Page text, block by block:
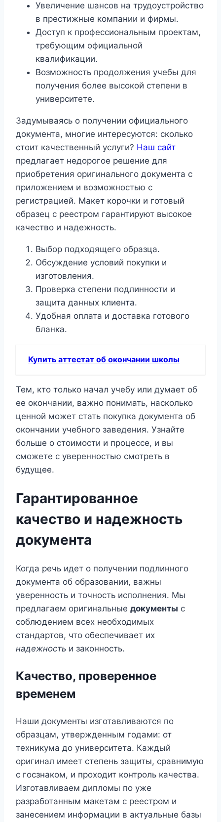
Увеличение шансов на трудоустройство
в престижные компании и фирмы.
Доступ к профессиональным проектам,
требующим официальной
квалификации.
Возможность продолжения учебы для
получения более высокой степени в
университете.
Задумываясь о получении официального
документа, многие интересуются: сколько
стоит качественный услуги? Наш сайт
предлагает недорогое решение для
приобретения оригинального документа с
приложением и возможностью с
регистрацией. Макет корочки и готовый
образец с реестром гарантируют высокое
качество и надежность.
Выбор подходящего образца.
Обсуждение условий покупки и
изготовления.
Проверка степени подлинности и
защита данных клиента.
Удобная оплата и доставка готового
бланка.
Купить аттестат об окончании школы
Тем, кто только начал учебу или думает об
ее окончании, важно понимать, насколько
ценной может стать покупка документа об
окончании учебного заведения. Узнайте
больше о стоимости и процессе, и вы
сможете с уверенностью смотреть в
будущее.
Гарантированное
качество и надежность
документа
Когда речь идет о получении подлинного
документа об образовании, важны
уверенность и точность исполнения. Мы
предлагаем оригинальные документы с
соблюдением всех необходимых
стандартов, что обеспечивает их
надежность и законность.
Качество, проверенное
временем
Наши документы изготавливаются по
образцам, утвержденным годами: от
техникума до университета. Каждый
оригинал имеет степень защиты, сравнимую
с госзнаком, и проходит контроль качества.
Изготавливаем дипломы по уже
разработанным макетам с реестром и
занесением информации в актуальные базы